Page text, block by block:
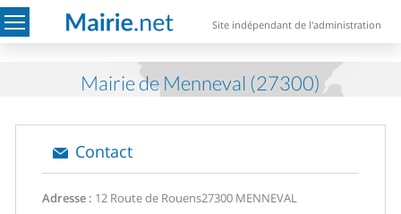
Site indépendant de l'administration
Mairie de Menneval (27300)
Contact
Adresse : 12 Route de Rouens27300 MENNEVAL